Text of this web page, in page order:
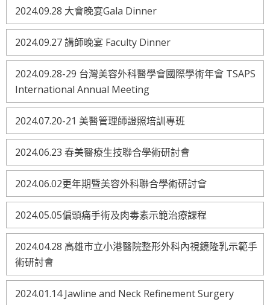
2024.09.28 大會晚宴Gala Dinner
2024.09.27 講師晚宴 Faculty Dinner
2024.09.28-29 台灣美容外科醫學會國際學術年會 TSAPS
International Annual Meeting
2024.07.20-21 美醫管理師證照培訓專班
2024.06.23 春美醫療生技聯合學術研討會
2024.06.02更年期暨美容外科聯合學術研討會
2024.05.05偏頭痛手術及肉毒素示範治療課程
2024.04.28 高雄市立小港醫院整形外科內視鏡隆乳示範手
術研討會
2024.01.14 Jawline and Neck Refinement Surgery